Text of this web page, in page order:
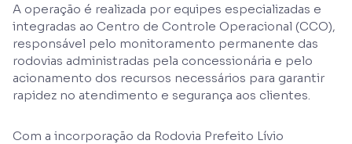
A operação é realizada por equipes especializadas e
integradas ao Centro de Controle Operacional (CCO),
responsável pelo monitoramento permanente das
rodovias administradas pela concessionária e pelo
acionamento dos recursos necessários para garantir
rapidez no atendimento e segurança aos clientes.
Com a incorporação da Rodovia Prefeito Lívio